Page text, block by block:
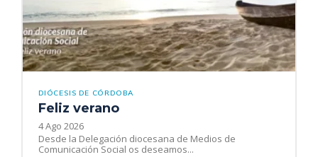
DIÓCESIS DE CÓRDOBA
Feliz verano
4 Ago 2026
Desde la Delegación diocesana de Medios de
Comunicación Social os deseamos...